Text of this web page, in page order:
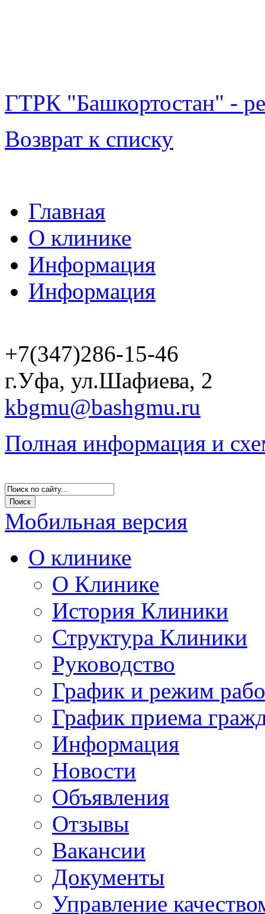
ГТРК "Башкортостан" -
Возврат к списку
Главная
О клинике
Информация
Информация
+7(347)286-15-46
г.Уфа, ул.Шафиева, 2
kbgmu@bashgmu.ru
Полная информация и
Мобильная версия
О клинике
О Клинике
История Клиники
Структура Клиники
Руководство
График и режим
График приема
Информация
Новости
Объявления
Отзывы
Вакансии
Документы
Управление